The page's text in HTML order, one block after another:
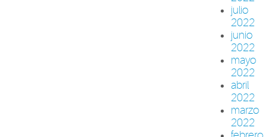
julio
2022
junio
2022
mayo
2022
abril
2022
marzo
2022